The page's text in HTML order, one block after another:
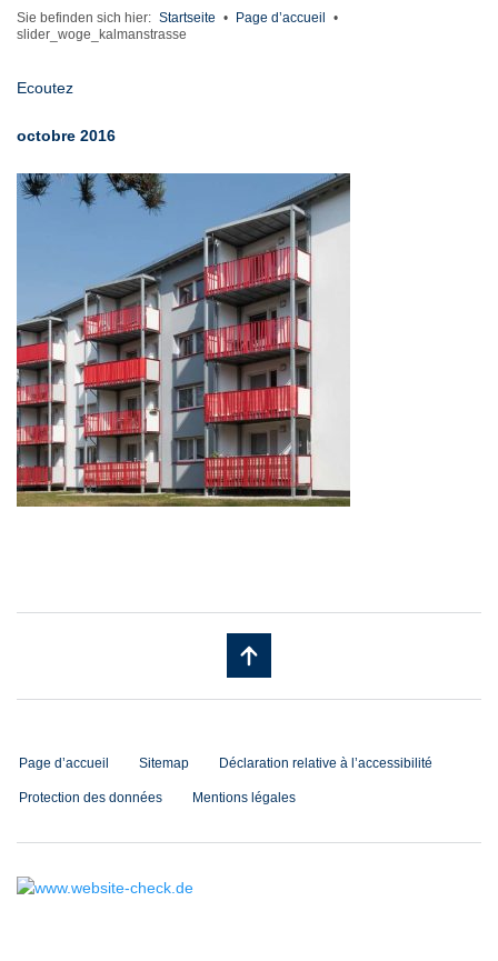
Sie befinden sich hier: Startseite • Page d’accueil
•
slider_woge_kalmanstrasse
Ecoutez
octobre 2016
Page d’accueil Sitemap Déclaration relative à l’accessibilité
Protection des données Mentions légales